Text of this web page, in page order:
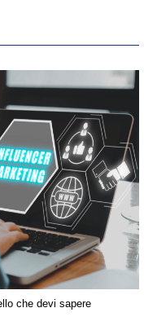
che devi sapere